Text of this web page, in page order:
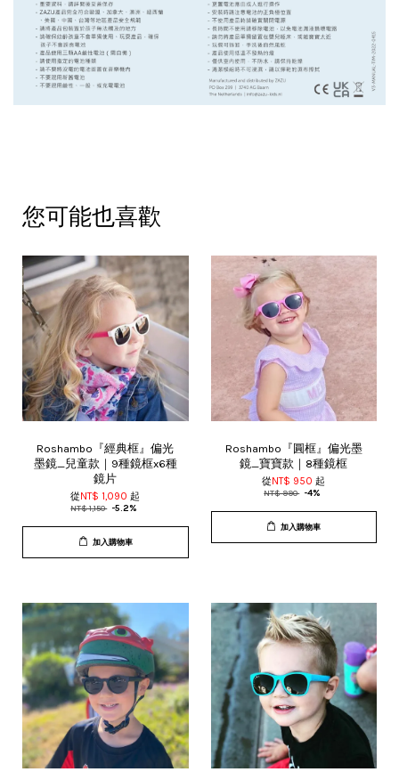
您可能也喜歡
Roshambo『經典框』偏光
墨鏡_兒童款｜9種鏡框x6種
鏡片
從NT$ 1,090起
NT$ 1,150 -5.2%
加入購物車
Roshambo『圓框』偏光墨
鏡_寶寶款｜8種鏡框
從NT$ 950起
NT$ 990 -4%
加入購物車